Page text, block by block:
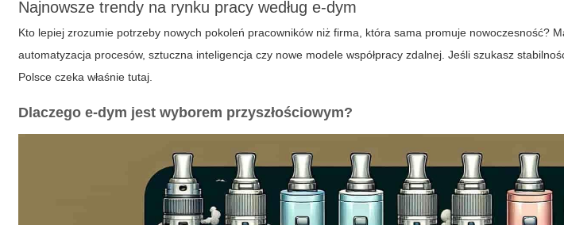
Najnowsze trendy na rynku pracy według e-dym
Kto lepiej zrozumie potrzeby nowych pokoleń pracowników niż firma, która sama promuje nowoczesność?
automatyzacja procesów, sztuczna inteligencja czy nowe modele współpracy zdalnej. Jeśli szukasz
Polsce czeka właśnie tutaj.
Dlaczego e-dym jest wyborem przyszłościowym?